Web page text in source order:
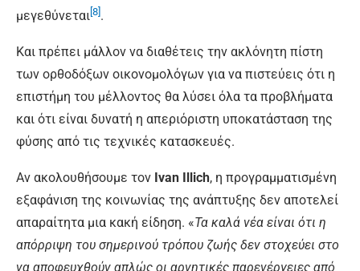
μεγεθύνεται [8] .
Και πρέπει μάλλον να διαθέτεις την ακλόνητη πίστη
των ορθοδόξων οικονομολόγων για να πιστεύεις ότι η
επιστήμη του μέλλοντος θα λύσει όλα τα προβλήματα
και ότι είναι δυνατή η απεριόριστη υποκατάσταση της
φύσης από τις τεχνικές κατασκευές.
Αν ακολουθήσουμε τον Ivan Illich, η προγραμματισμένη
εξαφάνιση της κοινωνίας της ανάπτυξης δεν αποτελεί
απαραίτητα μια κακή είδηση. «Τα καλά νέα είναι ότι η
απόρριψη του σημερινού τρόπου ζωής δεν στοχεύει στο
να αποφευχθούν απλώς οι αρνητικές παρενέργειες από